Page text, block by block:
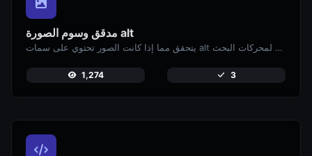
مدقق وسوم الصورة alt
يتحقق مما إذا كانت الصور تحتوي على سمات alt للوصول والتحسين لمحركات البحث.
1,274 3